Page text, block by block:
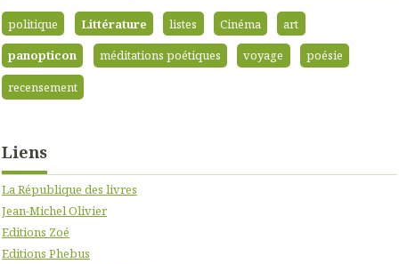
politique Littérature listes Cinéma
art
panopticon
méditations poétiques voyage
poésie
recensement
Liens
La République des livres
Jean-Michel Olivier
Editions Zoé
Editions Phebus